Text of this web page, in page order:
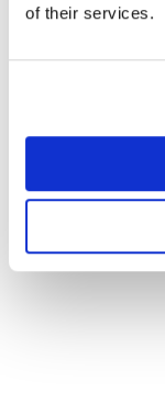
of their services.
Desidero